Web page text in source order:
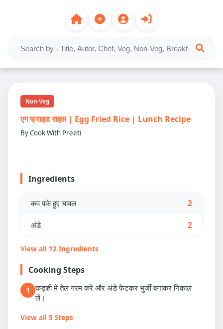
Non-Veg
एग फ्राइड राइस | Egg Fried Rice | Lunch Recipe
By Cook With Preeti
Ingredients
कप पके हुए चावल 2
अंडे 2
View all 12 Ingredients
Cooking Steps
1
कड़ाही में तेल गरम करें और अंडे फेंटकर भुर्जी बनाकर निकाल
लें।
View all 5 Steps